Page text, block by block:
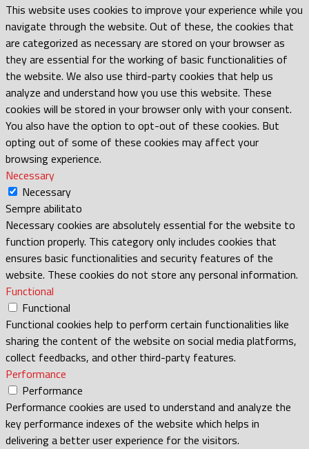
This website uses cookies to improve your experience while you
navigate through the website. Out of these, the cookies that
are categorized as necessary are stored on your browser as
they are essential for the working of basic functionalities of
the website. We also use third-party cookies that help us
analyze and understand how you use this website. These
cookies will be stored in your browser only with your consent.
You also have the option to opt-out of these cookies. But
opting out of some of these cookies may affect your
browsing experience.
Necessary
Necessary
Sempre abilitato
Necessary cookies are absolutely essential for the website to
function properly. This category only includes cookies that
ensures basic functionalities and security features of the
website. These cookies do not store any personal information.
Functional
Functional
Functional cookies help to perform certain functionalities like
sharing the content of the website on social media platforms,
collect feedbacks, and other third-party features.
Performance
Performance
Performance cookies are used to understand and analyze the
key performance indexes of the website which helps in
delivering a better user experience for the visitors.